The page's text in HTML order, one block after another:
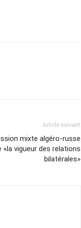
Article suivant
mixte algéro-russe
«la vigueur des relations
bilatérales»